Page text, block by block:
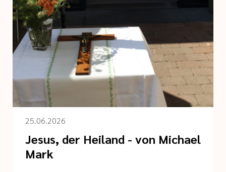
25.06.2026
Jesus, der Heiland - von Michael
Mark